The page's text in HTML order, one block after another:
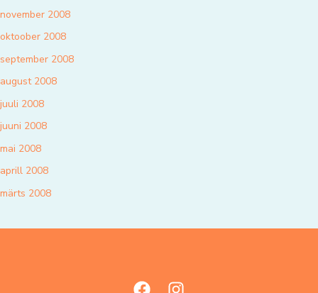
november 2008
oktoober 2008
september 2008
august 2008
juuli 2008
juuni 2008
mai 2008
aprill 2008
märts 2008